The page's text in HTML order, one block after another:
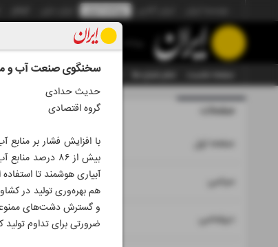
تمام ویژه نامه ها آرشیو سازمانسخنگوی صنعت آب و
حدیث حدادی
گروه اقتصادی
با افزایش فشار بر
بیش از ۸۶
آبیاری هوشمند تا
هم بهره‌وری تولید در
و گسترش دشت‌های ممنوعه
ضرورتی برای تداوم
صفحات
صفحه اول ۱
سیاسی ۲ ۳
دیپلماسی ۴